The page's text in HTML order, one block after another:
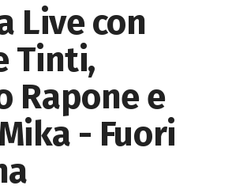
Live con
Tinti,
Rapone e
- Fuori